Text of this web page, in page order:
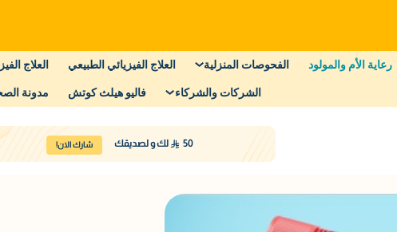
رعاية الأم والمولود الفحوصات المنزلية العلاج الفيزيائي الطبيعي العلاج
الشركات والشركاء
فاليو هيلث كوتش مدونة
50 لك و لصديقك شارك الان!